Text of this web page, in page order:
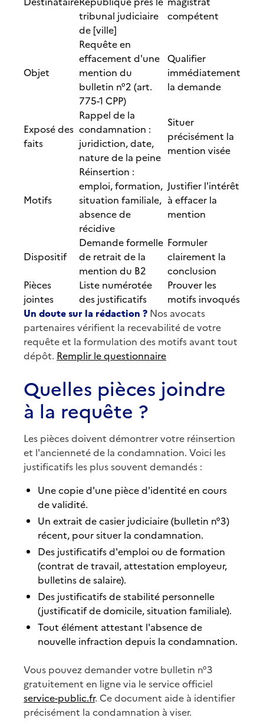
tribunal judiciaire
de [ville]
compétent
Objet
Requête en
effacement d'une
mention du
bulletin n°2 (art.
775-1 CPP)
Qualifier
immédiatement
la demande
Exposé des
faits
Rappel de la
condamnation :
juridiction, date,
nature de la peine
Situer
précisément la
mention visée
Motifs
Réinsertion :
emploi, formation,
situation familiale,
absence de
récidive
Justifier l'intérêt
à effacer la
mention
Dispositif
Demande formelle
de retrait de la
mention du B2
Formuler
clairement la
conclusion
Pièces
jointes
Liste numérotée
des justificatifs
Prouver les
motifs invoqués
Un doute sur la rédaction ? Nos avocats
partenaires vérifient la recevabilité de votre
requête et la formulation des motifs avant tout
dépôt. Remplir le questionnaire
Quelles pièces joindre
à la requête ?
Les pièces doivent démontrer votre réinsertion
et l'ancienneté de la condamnation. Voici les
justificatifs les plus souvent demandés :
Une copie d'une pièce d'identité en cours
de validité.
Un extrait de casier judiciaire (bulletin n°3)
récent, pour situer la condamnation.
Des justificatifs d'emploi ou de formation
(contrat de travail, attestation employeur,
bulletins de salaire).
Des justificatifs de stabilité personnelle
(justificatif de domicile, situation familiale).
Tout élément attestant l'absence de
nouvelle infraction depuis la condamnation.
Vous pouvez demander votre bulletin n°3
gratuitement en ligne via le service officiel
service-public.fr. Ce document aide à identifier
précisément la condamnation à viser.